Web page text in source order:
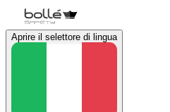
Aprire il selettore di lingua